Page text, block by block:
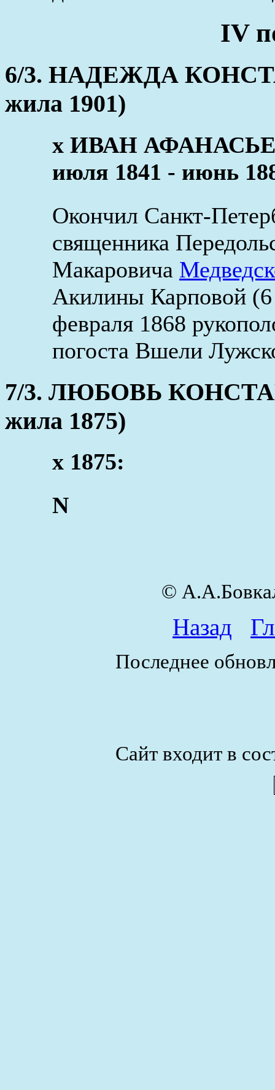
IV
6/3. НАДЕЖДА
жила 1901)
x ИВАН
июля 1841 - июнь
Окончил Санкт-
священника
Макаровича
Акилины Карповой
февраля 1868
погоста Вшели
7/3. ЛЮБОВЬ
жила 1875)
x 1875:
N
©
Назад
Последнее
Сайт входит в